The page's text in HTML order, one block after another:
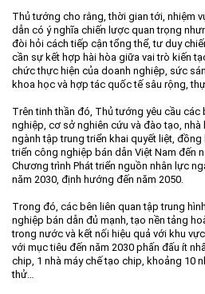
Thủ tướng cho rằng, thời gian tới, nhiệm
dẫn có ý nghĩa chiến lược quan trọng
đòi hỏi cách tiếp cận tổng thể, tư duy
cần sự kết hợp hài hòa giữa vai trò kiến
chức thực hiện của doanh nghiệp, sức
khoa học và hợp tác quốc tế sâu rộng,
Trên tinh thần đó, Thủ tướng yêu cầu
nghiệp, cơ sở nghiên cứu và đào tạo, nhà
ngành tập trung triển khai quyết liệt,
triển công nghiệp bán dẫn Việt Nam đến
Chương trình Phát triển nguồn nhân lực
năm 2030, định hướng đến năm 2050.
Trong đó, các bên liên quan tập trung
nghiệp bán dẫn đủ mạnh, tạo nền tảng
trong nước và kết nối hiệu quả với khu
với mục tiêu đến năm 2030 phấn đấu ít
chip, 1 nhà máy chế tạo chip, khoảng 10
thử…